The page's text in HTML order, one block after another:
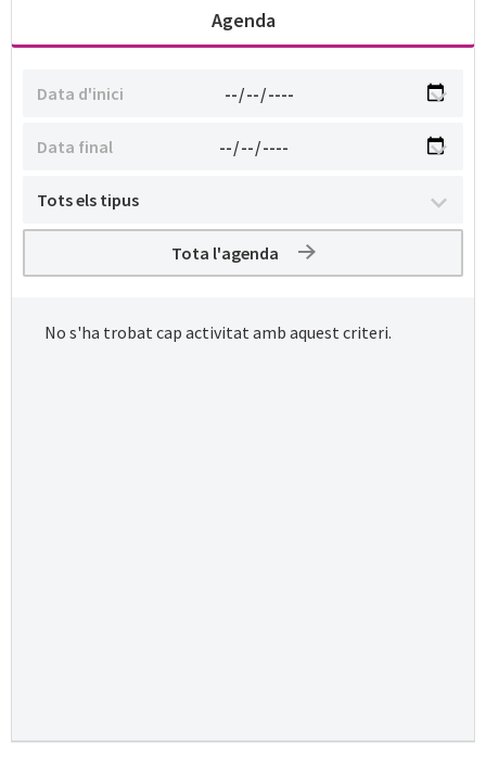
Agenda
Tota l'agenda
No s'ha trobat cap activitat amb aquest criteri.